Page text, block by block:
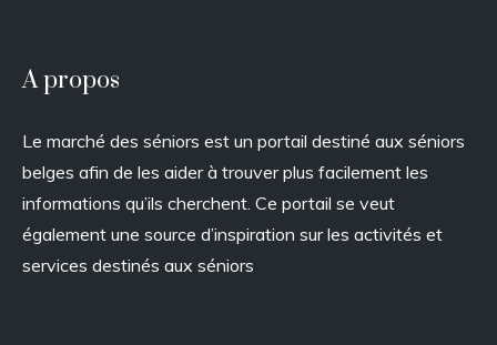
A propos
Le marché des séniors est un portail destiné aux séniors
belges afin de les aider à trouver plus facilement les
informations qu’ils cherchent. Ce portail se veut
également une source d’inspiration sur les activités et
services destinés aux séniors